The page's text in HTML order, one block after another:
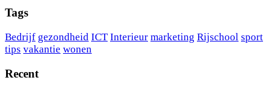
Tags
Bedrijf gezondheid ICT Interieur marketing Rijschool sport
tips vakantie wonen
Recent